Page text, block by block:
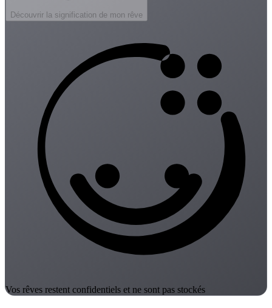
Découvrir la signification de mon rêve
Vos rêves restent confidentiels et ne sont pas stockés